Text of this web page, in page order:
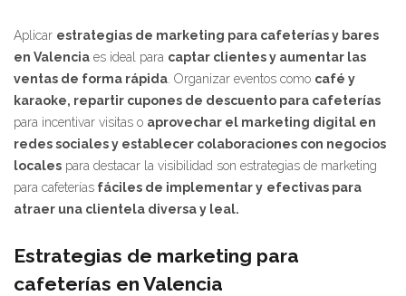
Aplicar estrategias de marketing para cafeterías y bares
en Valencia es ideal para captar clientes y aumentar las
ventas de forma rápida . Organizar eventos como café y
karaoke, repartir cupones de descuento para cafeterías
para incentivar visitas o aprovechar el marketing digital en
redes sociales y establecer colaboraciones con negocios
locales para destacar la visibilidad son estrategias de marketing
para cafeterías fáciles de implementar y efectivas para
atraer una clientela diversa y leal.
Estrategias de marketing para
cafeterías en Valencia